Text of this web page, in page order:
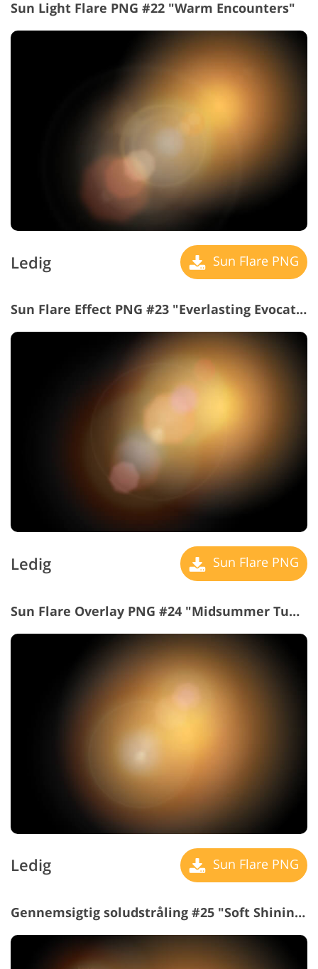
Sun Light Flare PNG #22 "Warm Encounters"
Ledig Sun Flare PNG
Sun Flare Effect PNG #23 "Everlasting Evocations"
Ledig Sun Flare PNG
Sun Flare Overlay PNG #24 "Midsummer Tune"
Ledig Sun Flare PNG
Gennemsigtig soludstråling #25 "Soft Shining"